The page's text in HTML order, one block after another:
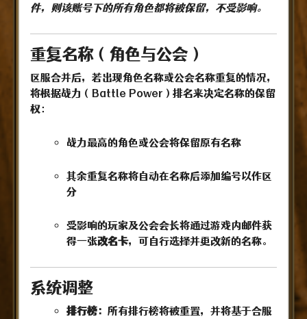
件，则该账号下的所有角色都将被保留，不受影响。
重复名称（角色与公会）
区服合并后，若出现角色名称或公会名称重复的情况，
将根据战力（Battle Power）排名来决定名称的保留
权：
战力最高的角色或公会将保留原有名称
其余重复名称将自动在名称后添加编号以作区
分
受影响的玩家及公会会长将通过游戏内邮件获
得一张改名卡，可自行选择并更改新的名称。
系统调整
排行榜： 所有排行榜将被重置，并将基于合服